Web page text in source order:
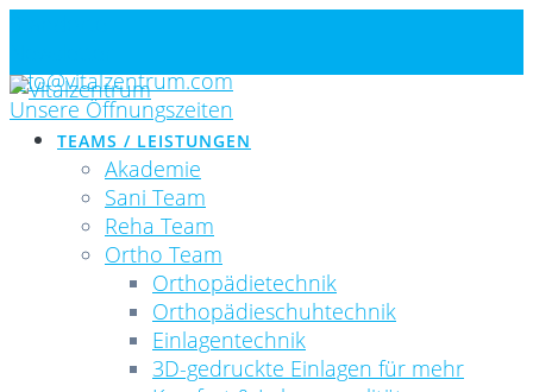
content
info@vitalzentrum.com
Unsere Öffnungszeiten
TEAMS / LEISTUNGEN
Akademie
Sani Team
Reha Team
Ortho Team
Orthopädietechnik
Orthopädieschuhtechnik
Einlagentechnik
3D-gedruckte Einlagen für mehr